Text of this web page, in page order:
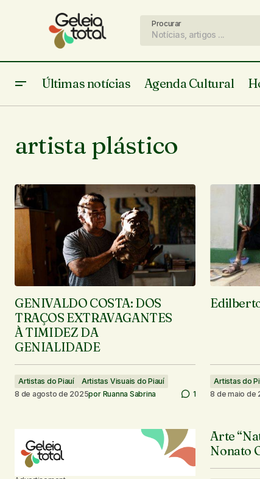
Procurar
Últimas notícias Agenda Cultural
artista plástico
GENIVALDO COSTA: DOS
TRAÇOS EXTRAVAGANTES
À TIMIDEZ DA
GENIALIDADE
Artistas do Piauí
Artistas Visuais do Piauí
8 de agosto de 2025por Ruanna Sabrina 1
Artistas do
8 de maio de
Arte
Nonato